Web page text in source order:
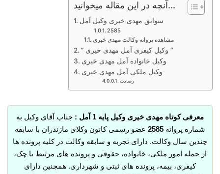
آنچه در این مقاله میخوانید...
سوابق مهدی خیری وکیل آمل
2585
مشاهده پروانه وکالت مهدی خیری
” وکیل کیفری آمل مهدی خیری “
وکیل خانواده آمل مهدی خیری
وکیل ملکی آمل مهدی خیری
رضایت
معرفی کوتاه مهدی خیری وکیل پایه 1 آمل :
جناب آقای وکیل به
شماره پروانه 2585 عضو رسمی کانون وکلای مازندران با سابقه
چندین سال وکالت. دارای تجربه و سابقه وکالت در کلیه پرونده ها
از جمله امور ملکی، خانواده، حقوقی و پرونده های مرتبط با چک،
کیفری، بیمه، پرونده های ثبتی و شهرداری. همچنین دارای